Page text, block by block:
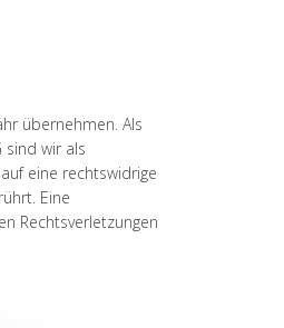
übernehmen. Als
sind wir als
eine rechtswidrige
Eine
Rechtsverletzungen